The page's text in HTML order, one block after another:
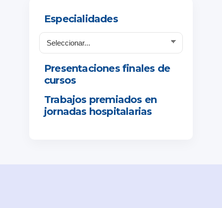
Especialidades
Presentaciones finales de
cursos
Trabajos premiados en
jornadas hospitalarias